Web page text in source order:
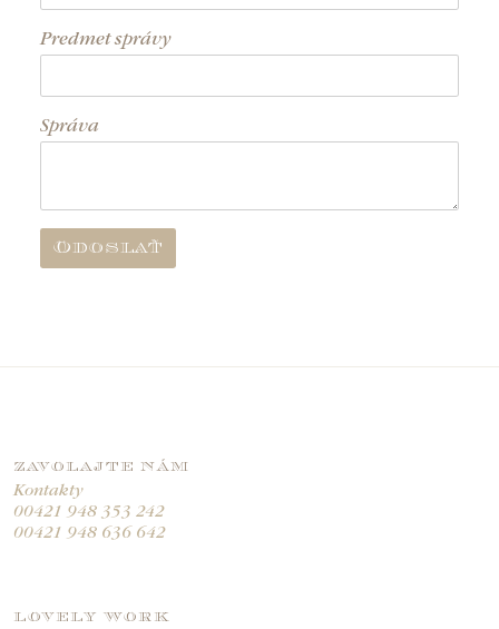
Predmet správy
Správa
ZAVOLAJTE NÁM
Kontakty
00421 948 353 242
00421 948 636 642
LOVELY WORK